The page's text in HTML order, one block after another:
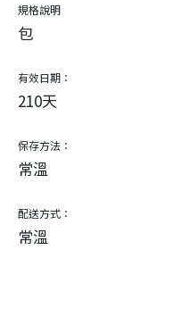
規格說明
包
有效日期：
210天
保存方法：
常溫
配送方式：
常溫